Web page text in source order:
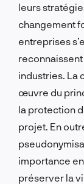
leurs
changement
entreprises
industries. La
œuvre du
la protection
projet. En
importance
préserver la